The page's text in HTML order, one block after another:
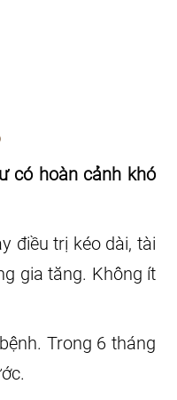
có hoàn cảnh khó
điều trị kéo dài, tài
gia tăng. Không ít
Trong 6 tháng